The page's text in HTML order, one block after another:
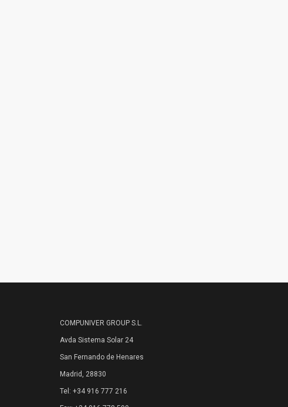
COMPUNIVER GROUP S.L.
Avda Sistema Solar 24
San Fernando de Henares
Madrid, 28830
Tel: +34 916 777 216